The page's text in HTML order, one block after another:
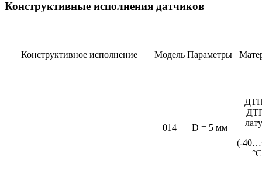
Конструктивные исполнения датчиков
Конструктивное исполнение Модель Параметры
014 D = 5 мм
(-